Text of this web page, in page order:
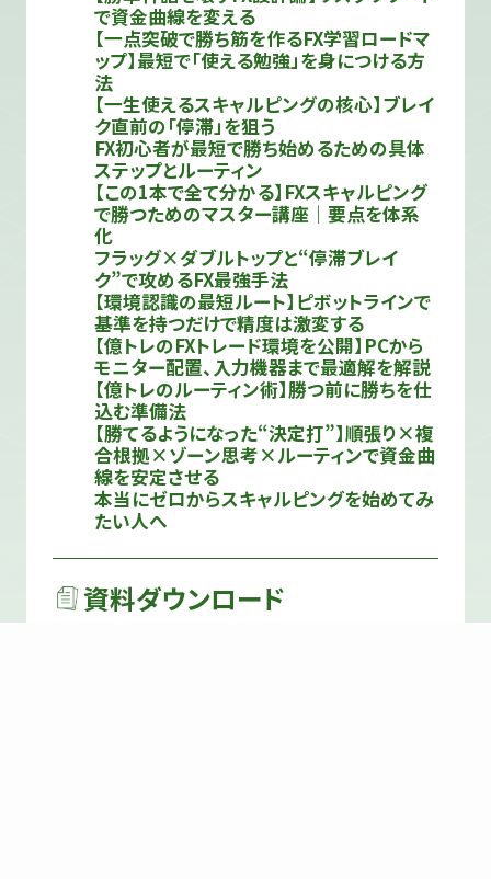
で資金曲線を変える
【一点突破で勝ち筋を作るFX学習ロードマ
ップ】最短で「使える勉強」を身につける方
法
【一生使えるスキャルピングの核心】ブレイ
ク直前の「停滞」を狙う
FX初心者が最短で勝ち始めるための具体
ステップとルーティン
【この1本で全て分かる】FXスキャルピング
で勝つためのマスター講座｜要点を体系
化
フラッグ×ダブルトップと“停滞ブレイ
ク”で攻めるFX最強手法
【環境認識の最短ルート】ピボットラインで
基準を持つだけで精度は激変する
【億トレのFXトレード環境を公開】PCから
モニター配置、入力機器まで最適解を解説
【億トレのルーティン術】勝つ前に勝ちを仕
込む準備法
【勝てるようになった“決定打”】順張り×複
合根拠×ゾーン思考×ルーティンで資金曲
線を安定させる
本当にゼロからスキャルピングを始めてみ
たい人へ
資料ダウンロード